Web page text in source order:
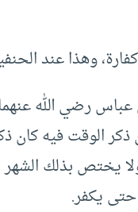
وهذا عند
عباس رضي الله
ذكر الوقت فيه كان
يختص بذلك الشهر
يكفر.